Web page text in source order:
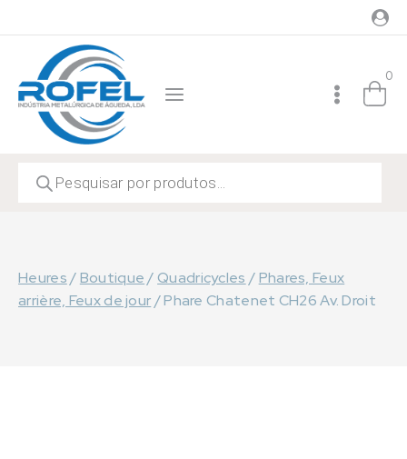
to
content
0
produits
Heures/Boutique /Quadricycles /Phares, Feux
arrière, Feux de jour/Phare Chatenet CH26 Av. Droit